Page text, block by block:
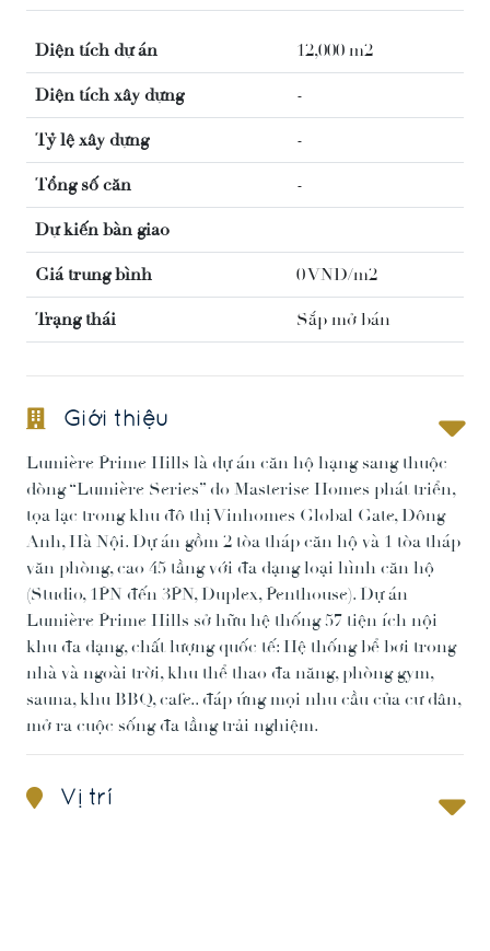
Diện tích dự án 12,000 m2
Diện tích xây dựng -
Tỷ lệ xây dựng -
Tổng số căn -
Dự kiến bàn giao
Giá trung bình 0 VNĐ/m2
Trạng thái Sắp mở bán
Giới thiệu
Lumière Prime Hills là dự án căn hộ hạng sang thuộc
dòng “Lumière Series” do Masterise Homes phát triển,
tọa lạc trong khu đô thị Vinhomes Global Gate, Đông
Anh, Hà Nội. Dự án gồm 2 tòa tháp căn hộ và 1 tòa tháp
văn phòng, cao 45 tầng với đa dạng loại hình căn hộ
(Studio, 1PN đến 3PN, Duplex, Penthouse). Dự án
Lumière Prime Hills sở hữu hệ thống 57 tiện ích nội
khu đa dạng, chất lượng quốc tế: Hệ thống bể bơi trong
nhà và ngoài trời, khu thể thao đa năng, phòng gym,
sauna, khu BBQ, cafe.. đáp ứng mọi nhu cầu của cư dân,
mở ra cuộc sống đa tầng trải nghiệm.
Vị trí